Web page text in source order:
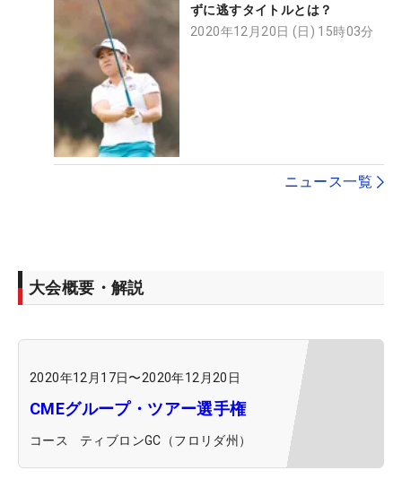
ずに逃すタイトルとは？
2020年12月20日 (日) 15時03分
ニュース一覧
大会概要・解説
2020年12月17日〜2020年12月20日
CMEグループ・ツアー選手権
コース ティブロンGC（フロリダ州）